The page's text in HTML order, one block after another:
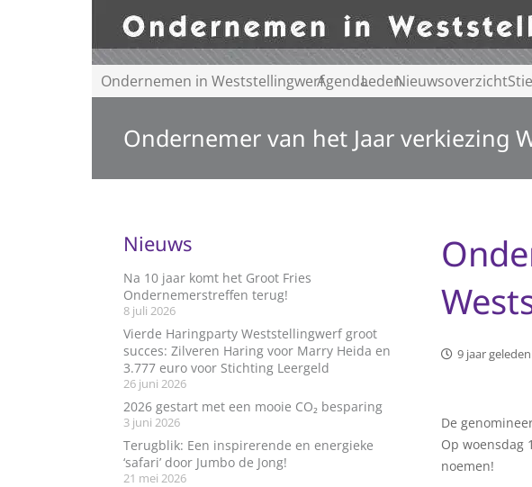
Ondernemen in WeststellingwerfAgendaLedenNieuwsoverzicht
Ondernemer van het Jaar verkiezing
9 jaar geleden
De
Op woensdag
noemen!
Nieuws
Na 10 jaar komt het Groot Fries
Ondernemerstreffen terug!
8 juli 2026
Vierde Haringparty Weststellingwerf groot
succes: Zilveren Haring voor Marry Heida en
3.777 euro voor Stichting Leergeld
26 juni 2026
2026 gestart met een mooie CO₂ besparing
3 juni 2026
Terugblik: Een inspirerende en energieke
‘safari’ door Jumbo de Jong!
21 mei 2026